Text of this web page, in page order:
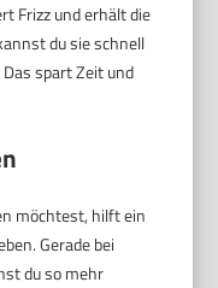
Frizz und erhält die
du sie schnell
spart Zeit und
möchtest, hilft ein
Gerade bei
du so mehr